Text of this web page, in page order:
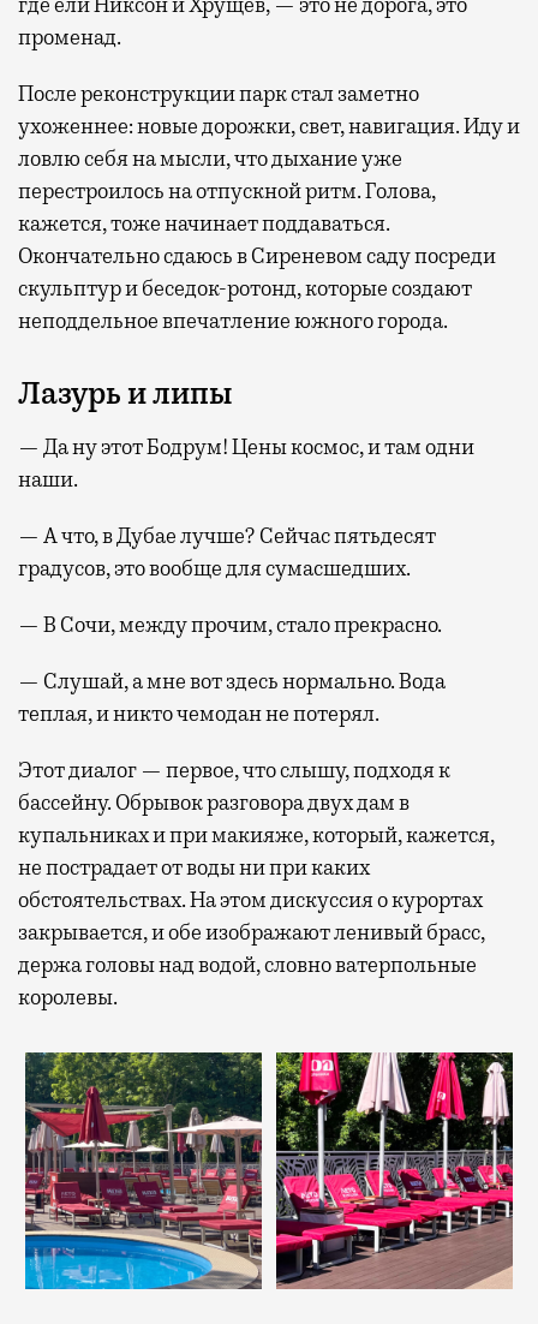
променад.
После реконструкции парк стал заметно
ухоженнее: новые дорожки, свет, навигация. Иду и
ловлю себя на мысли, что дыхание уже
перестроилось на отпускной ритм. Голова,
кажется, тоже начинает поддаваться.
Окончательно сдаюсь в Сиреневом саду посреди
скульптур и беседок-ротонд, которые создают
неподдельное впечатление южного города.
Лазурь и липы
— Да ну этот Бодрум! Цены космос, и там одни
наши.
— А что, в Дубае лучше? Сейчас пятьдесят
градусов, это вообще для сумасшедших.
— В Сочи, между прочим, стало прекрасно.
— Слушай, а мне вот здесь нормально. Вода
теплая, и никто чемодан не потерял.
Этот диалог — первое, что слышу, подходя к
бассейну. Обрывок разговора двух дам в
купальниках и при макияже, который, кажется,
не пострадает от воды ни при каких
обстоятельствах. На этом дискуссия о курортах
закрывается, и обе изображают ленивый брасс,
держа головы над водой, словно ватерпольные
королевы.